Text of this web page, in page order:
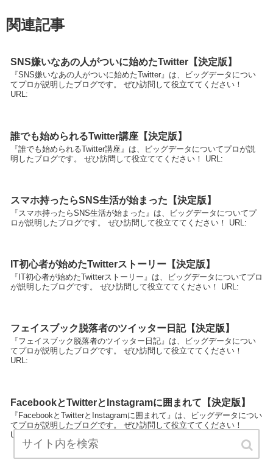
関連記事
SNS嫌いなあの人がついに始めたTwitter【決定版】
『SNS嫌いなあの人がついに始めたTwitter』は、ビッグデータについ
てプロが説明したブログです。 ぜひ訪問して役立ててください！
URL:
誰でも始められるTwitter講座【決定版】
『誰でも始められるTwitter講座』は、ビッグデータについてプロが説
明したブログです。 ぜひ訪問して役立ててください！ URL:
スマホ持ったらSNS生活が始まった【決定版】
『スマホ持ったらSNS生活が始まった』は、ビッグデータについてプ
ロが説明したブログです。 ぜひ訪問して役立ててください！ URL:
IT初心者が始めたTwitterストーリー【決定版】
『IT初心者が始めたTwitterストーリー』は、ビッグデータについてプロ
が説明したブログです。 ぜひ訪問して役立ててください！ URL:
フェイスブック脱落者のツイッター日記【決定版】
『フェイスブック脱落者のツイッター日記』は、ビッグデータについ
てプロが説明したブログです。 ぜひ訪問して役立ててください！
URL:
FacebookとTwitterとInstagramに囲まれて【決定版】
『FacebookとTwitterとInstagramに囲まれて』は、ビッグデータについ
てプロが説明したブログです。 ぜひ訪問して役立ててください！
URL: